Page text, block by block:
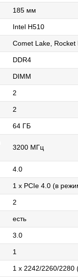
185 мм
Intel H510
Comet Lake, Rocket
DDR4
DIMM
2
2
64 ГБ
3200 МГц
4.0
1 x PCIe 4.0 (в
2
есть
3.0
1
1 x 2242/2260/2280